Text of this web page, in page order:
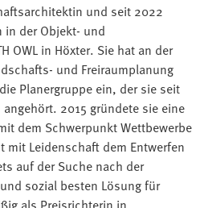
und seit 2022
in der Objekt- und
OWL in Höxter. Sie hat an der
und Freiraumplanung
Planergruppe ein, der sie seit
2015 gründete sie eine
dem Schwerpunkt Wettbewerbe
mit Leidenschaft dem Entwerfen
auf der Suche nach der
sozial besten Lösung für
als Preisrichterin in